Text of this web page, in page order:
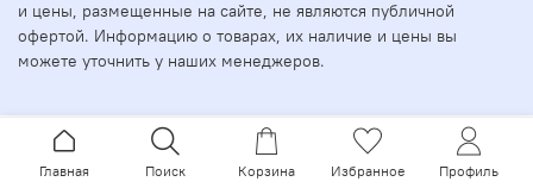
и цены, размещенные на сайте, не являются публичной
офертой. Информацию о товарах, их наличие и цены вы
можете уточнить у наших менеджеров.
Главная Поиск Корзина Избранное Профиль